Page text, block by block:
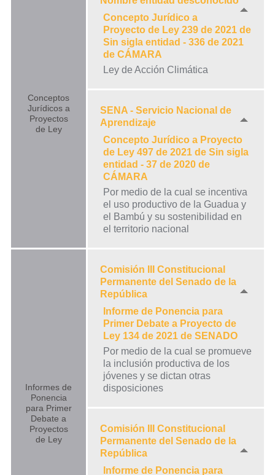
Conceptos
Jurídicos a
Proyectos
de Ley
Concepto Jurídico a
Proyecto de Ley 239 de 2021 de
Sin sigla entidad - 336 de 2021
de CÁMARA
Ley de Acción Climática
SENA - Servicio Nacional de
Aprendizaje
Concepto Jurídico a Proyecto
de Ley 497 de 2021 de Sin sigla
entidad - 37 de 2020 de
CÁMARA
Por medio de la cual se incentiva
el uso productivo de la Guadua y
el Bambú y su sostenibilidad en
el territorio nacional
Informes de
Ponencia
para Primer
Debate a
Proyectos
de Ley
Comisión III Constitucional
Permanente del Senado de la
República
Informe de Ponencia para
Primer Debate a Proyecto de
Ley 134 de 2021 de SENADO
Por medio de la cual se promueve
la inclusión productiva de los
jóvenes y se dictan otras
disposiciones
Comisión III Constitucional
Permanente del Senado de la
República
Informe de Ponencia para